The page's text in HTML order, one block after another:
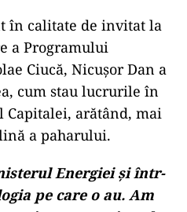
în calitate de invitat la
a Programului
Ciucă, Nicușor Dan a
cum stau lucrurile în
Capitalei, arătând, mai
a paharului.
Energiei și într-
pe care o au. Am